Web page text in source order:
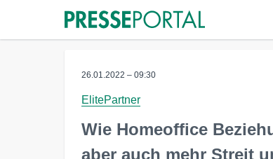
26.01.2022 – 09:30
ElitePartner
Wie Homeoffice
aber auch mehr Streit